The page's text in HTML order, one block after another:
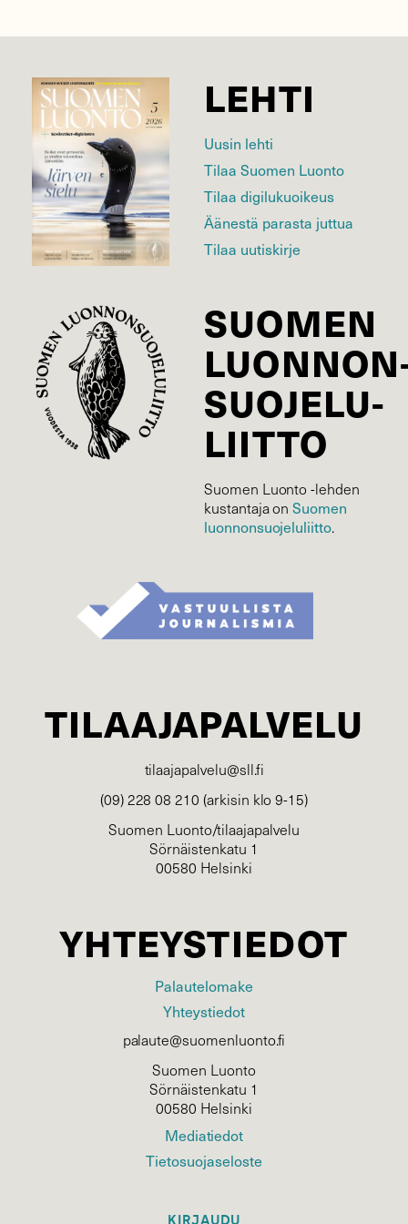
LEHTI
Uusin lehti
Tilaa Suomen Luonto
Tilaa digilukuoikeus
Äänestä parasta juttua
Tilaa uutiskirje
SUOMEN
SUOJELU­
LIITTO
Suomen Luonto -lehden
kustantaja onSuomen
luonnonsuojelu­liitto.
TILAAJAPALVELU
tilaajapalvelu@sll.fi
(09) 228 08 210 (arkisin klo 9-15)
Suomen Luonto/tilaajapalvelu
Sörnäistenkatu 1
00580 Helsinki
YHTEYSTIEDOT
Palautelomake
Yhteystiedot
palaute@suomenluonto.fi
Suomen Luonto
Sörnäistenkatu 1
00580 Helsinki
Mediatiedot
Tietosuojaseloste
KIRJAUDU